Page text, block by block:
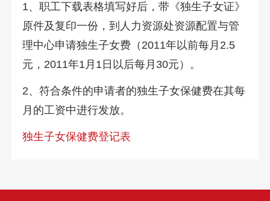
1、职工下载表格填写好后，带《独生子女证》
原件及复印一份，到人力资源处资源配置与管
理中心申请独生子女费（2011年以前每月2.5
元，2011年1月1日以后每月30元）。
2、符合条件的申请者的独生子女保健费在其每
月的工资中进行发放。
独生子女保健费登记表